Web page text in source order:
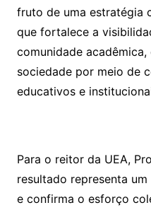
fruto de uma estratégia
que fortalece a
comunidade
sociedade por meio de
educativos e
Para o reitor da UEA,
resultado representa
e confirma o esforço